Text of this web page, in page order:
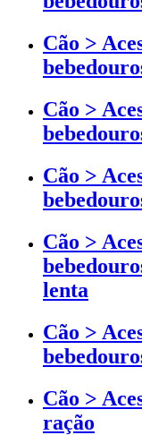
Cão >
Cão >
Cão >
Cão >
lenta
Cão >
Cão >
ração